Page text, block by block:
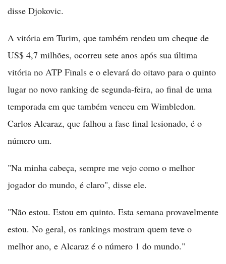
disse Djokovic.
A vitória em Turim, que também rendeu um cheque de
US$ 4,7 milhões, ocorreu sete anos após sua última
vitória no ATP Finals e o elevará do oitavo para o quinto
lugar no novo ranking de segunda-feira, ao final de uma
temporada em que também venceu em Wimbledon.
Carlos Alcaraz, que falhou a fase final lesionado, é o
número um.
"Na minha cabeça, sempre me vejo como o melhor
jogador do mundo, é claro", disse ele.
"Não estou. Estou em quinto. Esta semana provavelmente
estou. No geral, os rankings mostram quem teve o
melhor ano, e Alcaraz é o número 1 do mundo."